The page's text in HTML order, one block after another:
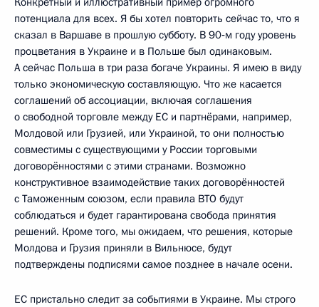
потенциала для всех. Я бы хотел повторить сейчас то, что я
сказал в Варшаве в прошлую субботу. В 90‑м году уровень
процветания в Украине и в Польше был одинаковым.
А сейчас Польша в три раза богаче Украины. Я имею в виду
только экономическую составляющую. Что же касается
соглашений об ассоциации, включая соглашения
о свободной торговле между ЕС и партнёрами, например,
Молдовой или Грузией, или Украиной, то они полностью
совместимы с существующими у России торговыми
договорённостями с этими странами. Возможно
конструктивное взаимодействие таких договорённостей
с Таможенным союзом, если правила ВТО будут
соблюдаться и будет гарантирована свобода принятия
решений. Кроме того, мы ожидаем, что решения, которые
Молдова и Грузия приняли в Вильнюсе, будут
подтверждены подписями самое позднее в начале осени.
ЕС пристально следит за событиями в Украине. Мы строго